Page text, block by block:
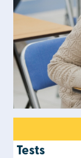
Tests